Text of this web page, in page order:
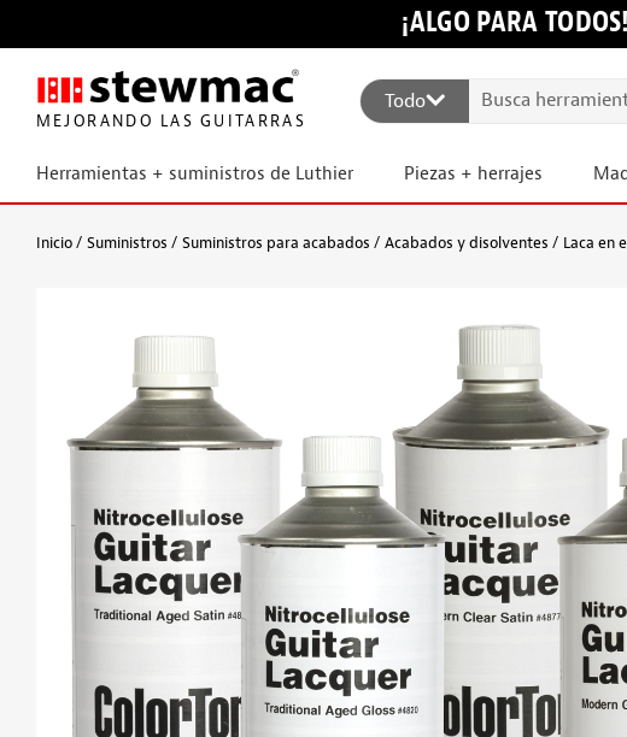
¡ALGO PARA TODOS!
MEJORANDO LAS GUITARRAS
Todo
Herramientas + suministros de Luthier Piezas + herrajes
Inicio Suministros Suministros para acabados Acabados y disolventes Laca en